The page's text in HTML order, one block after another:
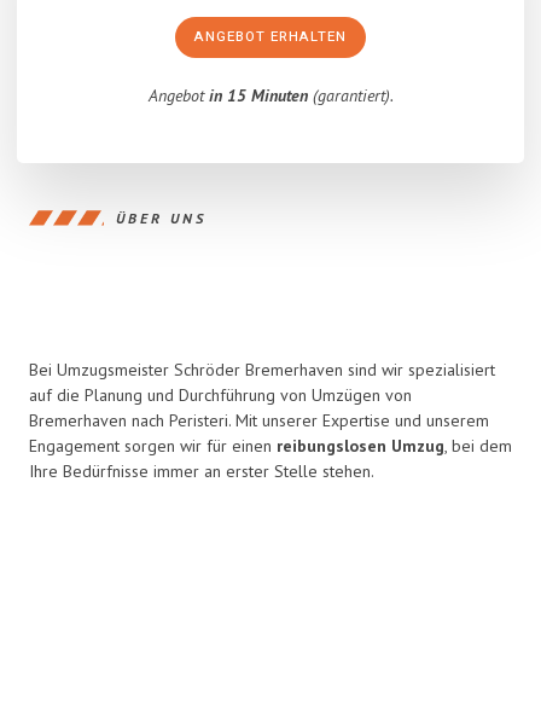
ANGEBOT ERHALTEN
Angebotin 15 Minuten(garantiert).
ÜBER UNS
Bei Umzugsmeister Schröder Bremerhaven sind wir spezialisiert
auf die Planung und Durchführung von Umzügen von
Bremerhaven nach Peristeri. Mit unserer Expertise und unserem
Engagement sorgen wir für einen reibungslosen Umzug, bei dem
Ihre Bedürfnisse immer an erster Stelle stehen.